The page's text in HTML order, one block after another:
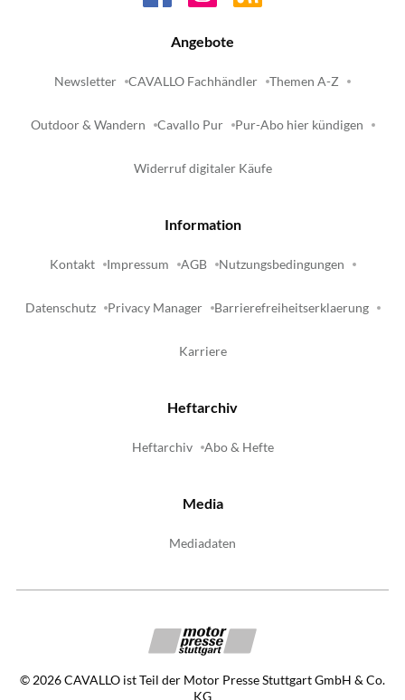
Angebote
Newsletter CAVALLO Fachhändler Themen A-Z
Outdoor & Wandern Cavallo Pur Pur-Abo hier kündigen
Widerruf digitaler Käufe
Information
Kontakt Impressum AGB Nutzungsbedingungen
Datenschutz Privacy Manager Barrierefreiheitserklaerung
Karriere
Heftarchiv
Heftarchiv Abo & Hefte
Media
Mediadaten
© 2026CAVALLO ist Teil der Motor Presse Stuttgart GmbH & Co.
KG